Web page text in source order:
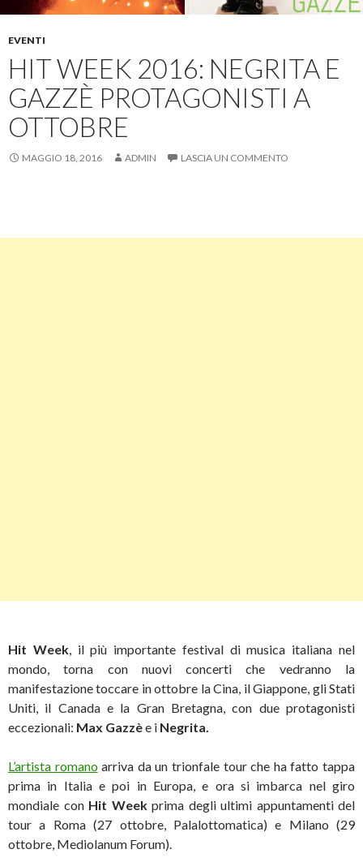
EVENTI
HIT WEEK 2016: NEGRITA E
GAZZÈ PROTAGONISTI A
OTTOBRE
MAGGIO 18, 2016 ADMIN LASCIA UN COMMENTO
Hit Week,
il più importante festival di musica italiana nel
mondo,
torna con nuovi concerti che vedranno la
manifestazione toccare in ottobre la Cina, il Giappone, gli Stati
Uniti, il Canada e la Gran Bretagna, con due protagonisti
eccezionali: Max Gazzèe i Negrita.
L’artista romanoarriva da un trionfale tour che ha fatto tappa
prima in Italia e poi in Europa, e ora si imbarca nel giro
mondiale con Hit Weekprima degli ultimi appuntamenti del
tour a Roma (27 ottobre, Palalottomatica) e Milano (29
ottobre, Mediolanum Forum).